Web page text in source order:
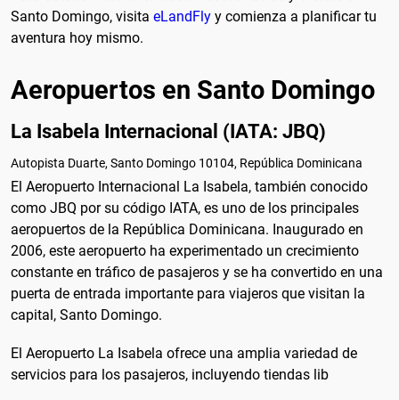
Santo Domingo, visita eLandFly y comienza a planificar tu
aventura hoy mismo.
Aeropuertos en Santo Domingo
La Isabela Internacional (IATA: JBQ)
Autopista Duarte, Santo Domingo 10104, República Dominicana
El Aeropuerto Internacional La Isabela, también conocido
como JBQ por su código IATA, es uno de los principales
aeropuertos de la República Dominicana. Inaugurado en
2006, este aeropuerto ha experimentado un crecimiento
constante en tráfico de pasajeros y se ha convertido en una
puerta de entrada importante para viajeros que visitan la
capital, Santo Domingo.
El Aeropuerto La Isabela ofrece una amplia variedad de
servicios para los pasajeros, incluyendo tiendas lib